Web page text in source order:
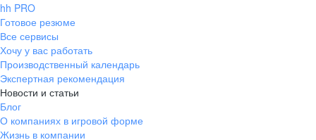
hh PRO
Готовое резюме
Все сервисы
Хочу у вас работать
Производственный календарь
Экспертная рекомендация
Новости и статьи
Блог
О компаниях в игровой форме
Жизнь в компании